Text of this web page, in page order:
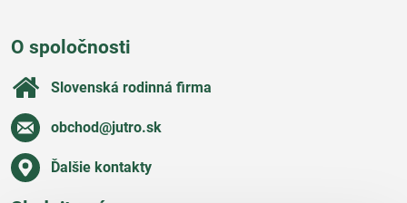
O spoločnosti
Slovenská rodinná firma
obchod​@jutro​.sk
Ďalšie kontakty